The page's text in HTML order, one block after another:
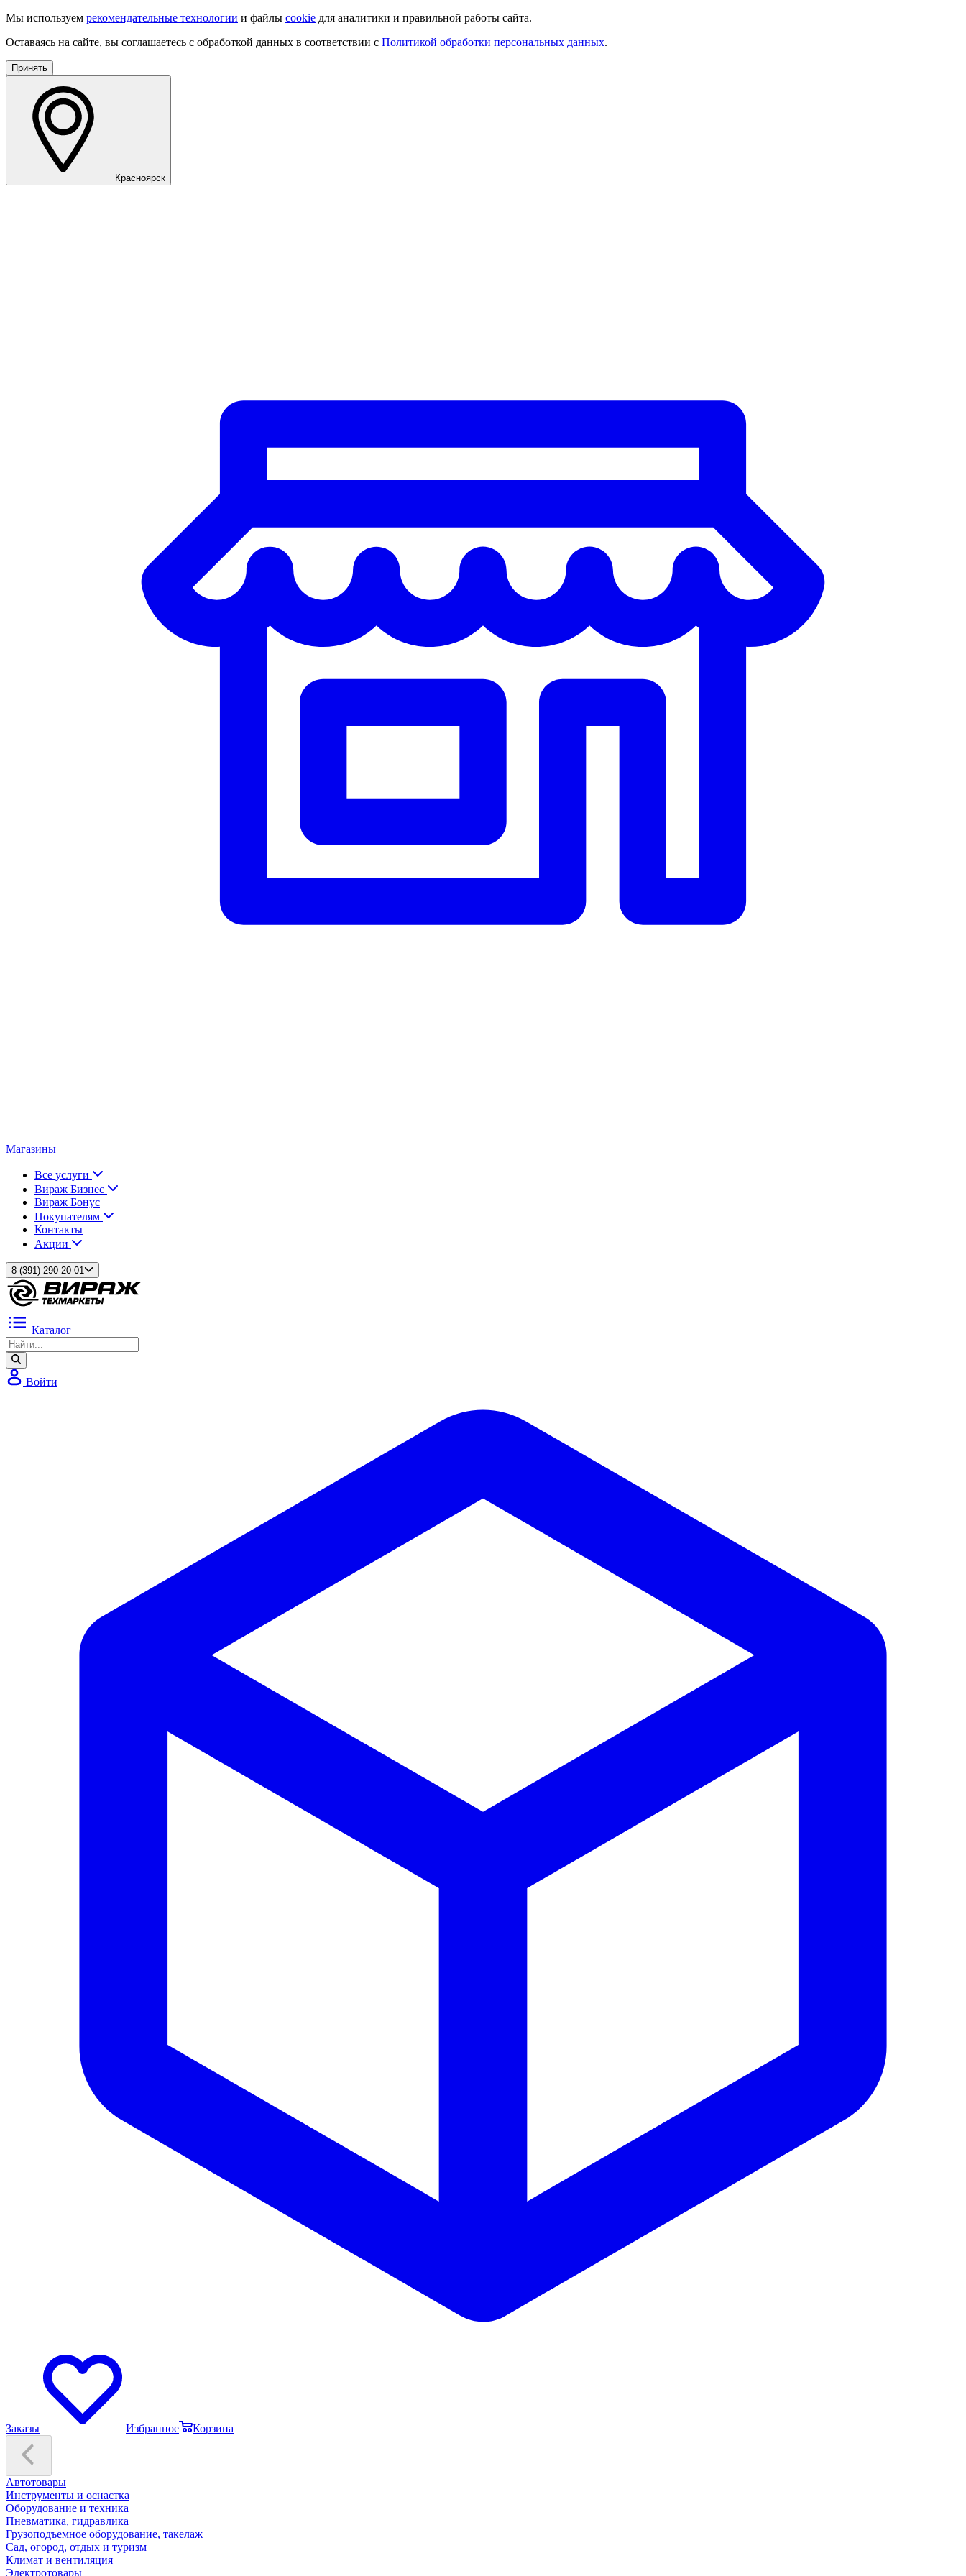
Мы используем рекомендательные технологии и файлы cookie для аналитики и правильной работы сайта.
Оставаясь на сайте, вы соглашаетесь с обработкой данных в соответствии с Политикой обработки персональных данных.
Принять
Красноярск
Магазины
Все услуги
Вираж Бизнес
Вираж Бонус
Покупателям
Контакты
Акции
8 (391) 290-20-01
Каталог
Войти
Заказы Избранное Корзина
Автотовары
Инструменты и оснастка
Оборудование и техника
Пневматика, гидравлика
Грузоподъемное оборудование, такелаж
Сад, огород, отдых и туризм
Климат и вентиляция
Электротовары